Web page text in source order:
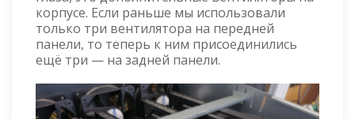
корпусе. Если раньше мы использовали
только три вентилятора на передней
панели, то теперь к ним присоединились
ещё три — на задней панели.